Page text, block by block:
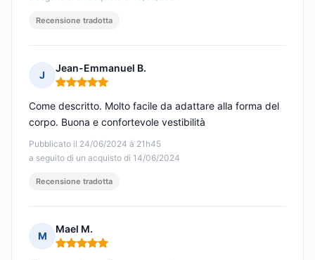
Recensione tradotta
J
Jean-Emmanuel B.
Nota: 5 su 5
Pubblicato il 24/06/2024 à 21h45
a seguito di un acquisto di 14/06/2024
Come descritto. Molto facile da adattare alla forma del
corpo. Buona e confortevole vestibilità
Recensione tradotta
M
Mael M.
Nota: 5 su 5